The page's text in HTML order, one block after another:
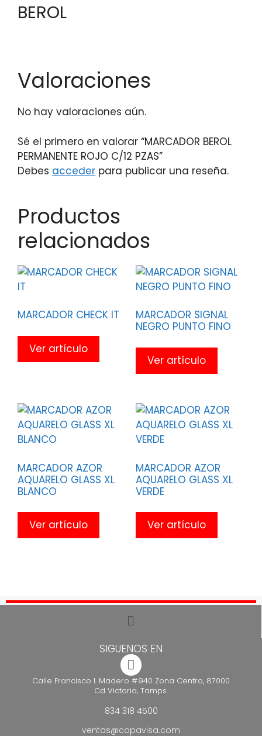
BEROL
Valoraciones
No hay valoraciones aún.
Sé el primero en valorar “MARCADOR BEROL
PERMANENTE ROJO C/12 PZAS”
Debes acceder para publicar una reseña.
Productos
relacionados
MARCADOR CHECK IT
Ver artículo
MARCADOR SIGNAL
NEGRO PUNTO FINO
Ver artículo
MARCADOR AZOR
AQUARELO GLASS XL
BLANCO
Ver artículo
MARCADOR AZOR
AQUARELO GLASS XL
VERDE
Ver artículo
SIGUENOS EN
Calle Francisco I. Madero #940 Zona Centro, 87000
Cd Victoria, Tamps.
834 318 4500
ventas@copavisa.com